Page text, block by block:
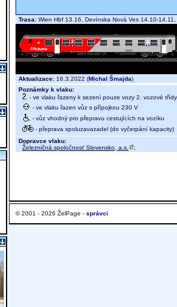
Trasa: Wien Hbf 13.16, Devínska Nová Ves 14.10-
Aktualizace: 16.3.2022 (Michal Šmajda)
Poznámky k vlaku:
- ve vlaku řazeny k sezení pouze vozy 2. vozové třídy
- ve vlaku řazen vůz s přípojkou 230 V
- vůz vhodný pro přepravu cestujících na vozíku
- přeprava spoluzavazadel (do vyčerpání kapacity)
Dopravce vlaku:
Železničná spoločnosť Slovensko, a.s.
;
© 2001 - 2026 ŽelPage - správci